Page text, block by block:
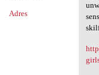
Adres